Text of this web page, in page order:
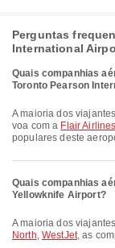
Perguntas
International
Quais companhias
Toronto Pearson
A maioria dos viajantes que parte de Toronto Pearson International Airport
voa com a Flair Airlines
populares deste
Quais companhias
Yellowknife Airport?
A maioria dos
North, WestJet, as